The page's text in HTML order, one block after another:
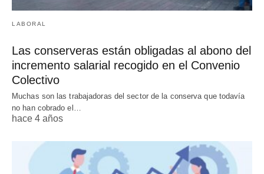
LABORAL
Las conserveras están obligadas al abono del
incremento salarial recogido en el Convenio
Colectivo
Muchas son las trabajadoras del sector de la conserva que todavía
no han cobrado el…
hace 4 años